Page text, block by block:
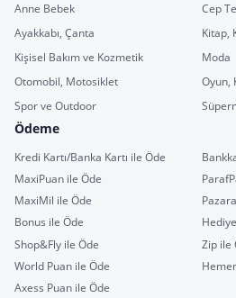
Anne Bebek
Cep
Ayakkabı, Çanta
Kitap,
Kişisel Bakım ve Kozmetik
Moda
Otomobil, Motosiklet
Oyun,
Spor ve Outdoor
Ödeme
Kredi Kartı/Banka Kartı ile Öde
MaxiPuan ile Öde
MaxiMil ile Öde
Bonus ile Öde
Shop&Fly ile Öde
Zip ile
World Puan ile Öde
Axess Puan ile Öde